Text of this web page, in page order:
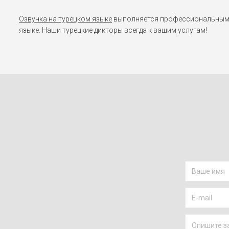
Озвучка на турецком языке выполняется
языке. Наши турецкие дикторы всегда к вашим услугам!